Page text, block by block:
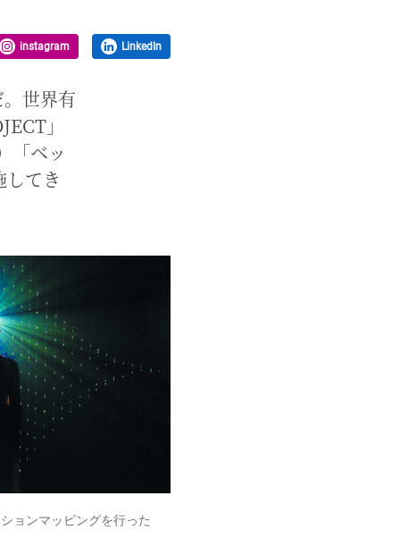
instagram LinkedIn
世界有
」
「ベッ
てき
ョンマッピングを行った